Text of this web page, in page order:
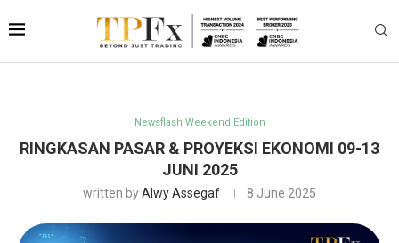
Newsflash Weekend Edition
RINGKASAN PASAR & PROYEKSI EKONOMI 09-13
JUNI 2025
written byAlwy Assegaf 8 June 2025